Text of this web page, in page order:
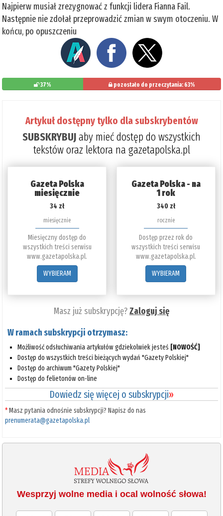
Najpierw musiał zrezygnować z funkcji lidera Fianna Fail.
Następnie nie zdołał przeprowadzić zmian w swym otoczeniu. W
końcu, po opuszczeniu
37% pozostało do przeczytania: 63%
Artykuł dostępny tylko dla subskrybentów
SUBSKRYBUJaby mieć dostęp do wszystkich
tekstów oraz lektora na gazetapolska.pl
Gazeta Polska
miesięcznie
34 zł
miesięcznie
Miesięczny dostęp do
wszystkich treści serwisu
www.gazetapolska.pl.
WYBIERAM
Gazeta Polska - na
1 rok
340 zł
rocznie
Dostęp przez rok do
wszystkich treści serwisu
www.gazetapolska.pl.
WYBIERAM
Masz już subskrypcję?Zaloguj się
W ramach subskrypcji otrzymasz:
Możliwość odsłuchiwania artykułów gdziekolwiek jesteś [NOWOŚĆ]
Dostęp do wszystkich treści bieżących wydań "Gazety Polskiej"
Dostęp do archiwum "Gazety Polskiej"
Dostęp do felietonów on-line
Dowiedz się więcej o subskrypcji»
*Masz pytania odnośnie subskrypcji? Napisz do nas
prenumerata@gazetapolska.pl
Wesprzyj wolne media i ocal wolność słowa!